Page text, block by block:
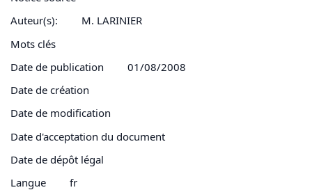
Auteur(s):
M. LARINIER
Mots clés
Date de publication
01/08/2008
Date de création
Date de modification
Date d'acceptation du document
Date de dépôt légal
Langue
fr